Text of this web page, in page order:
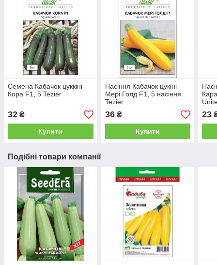
Семена Кабачок цуккіні
Кора F1, 5 Tezier
32 ₴
Купити
Насіння Кабачок цукіні
Мері Голд F1, 5 насіння
Tezier
36₴
Купити
23
Подібні товари компанії